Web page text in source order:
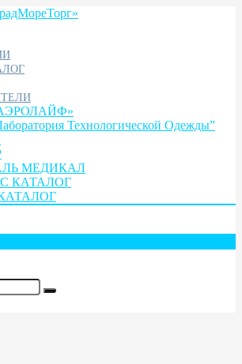
Технологической Одежды”
МЕДИКАЛ
КАТАЛОГ
КАТАЛОГ